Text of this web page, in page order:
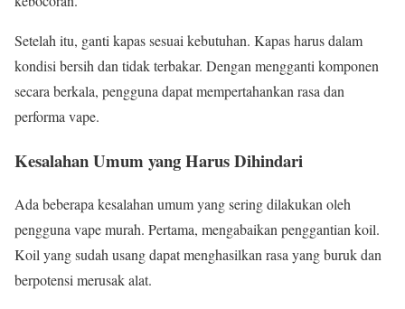
Setelah itu, ganti kapas sesuai kebutuhan. Kapas harus dalam
kondisi bersih dan tidak terbakar. Dengan mengganti komponen
secara berkala, pengguna dapat mempertahankan rasa dan
performa vape.
Kesalahan Umum yang Harus Dihindari
Ada beberapa kesalahan umum yang sering dilakukan oleh
pengguna vape murah. Pertama, mengabaikan penggantian koil.
Koil yang sudah usang dapat menghasilkan rasa yang buruk dan
berpotensi merusak alat.